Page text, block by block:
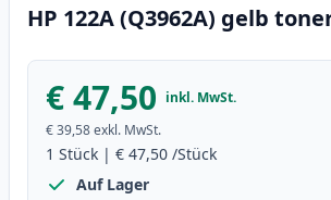
HP 122A (Q3962A) gelb
€ 47,50 inkl. MwSt.
€ 39,58exkl. MwSt.
1 Stück | € 47,50 /Stück
Auf Lager